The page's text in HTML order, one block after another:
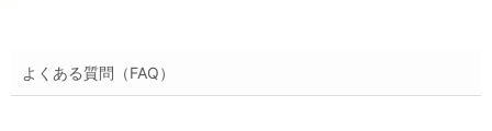
よくある質問（FAQ）